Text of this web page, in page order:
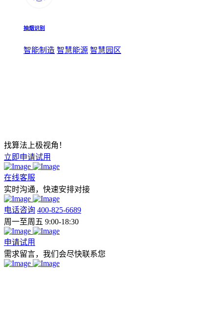
抽烟识别
智能制造 智慧能源 智慧园区
找算法上极视角！
立即申请试用
在线客服
实时沟通，快速安排对接
电话咨询 400-825-6689
周一至周五 9:00-18:30
申请试用
需求留言，我们会尽快联系您